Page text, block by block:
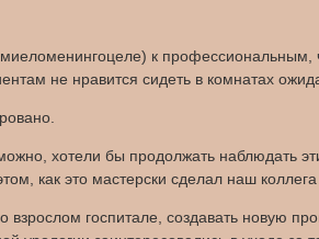
к профессиональным,
не нравится сидеть в комнатах
хотели бы продолжать наблюдать
как это мастерски сделал наш
взрослом госпитале, создавать новую